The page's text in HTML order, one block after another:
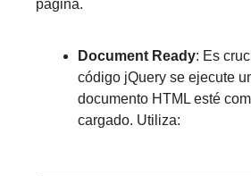
página.
Document Ready: Es
código jQuery se ejecute
documento HTML esté
cargado. Utiliza: